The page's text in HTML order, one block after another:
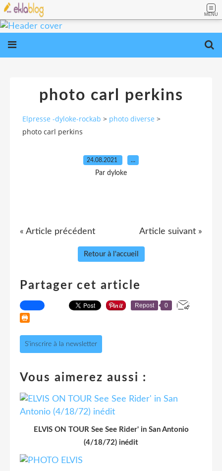
MENU
photo carl perkins
Elpresse -dyloke-rockab > photo diverse >
photo carl perkins
24.08.2021 …
Par dyloke
« Article précédent Article suivant »
Retour à l'accueil
Partager cet article
Repost 0
S'inscrire à la newsletter
Vous aimerez aussi :
ELVIS ON TOUR See See Rider' in San Antonio
(4/18/72) inédit